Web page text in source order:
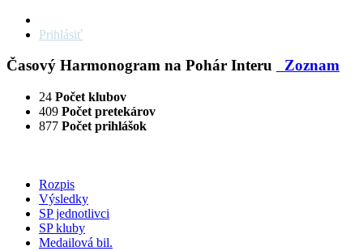
Prihlásiť
Časový Harmonogram na Pohár Interu Zoznam
24 Počet klubov
409 Počet pretekárov
877 Počet prihlášok
Rozpis
Výsledky
SP jednotlivci
SP kluby
Medailová bil.